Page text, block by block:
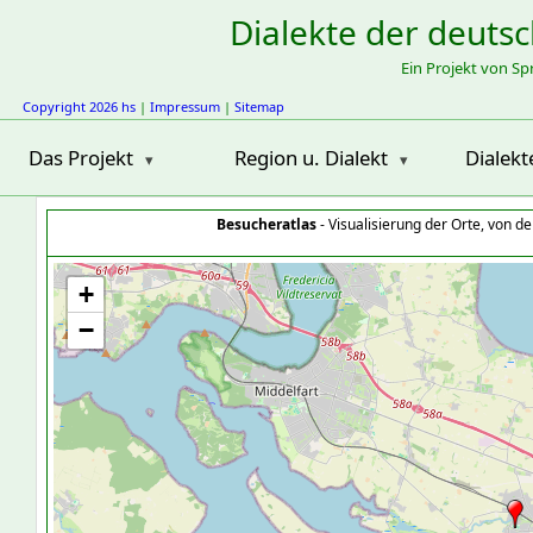
Dialekte der
Ein Projekt von
Copyright 2026 hs | Impressum | Sitemap
Das Projekt Region u. Dialekt
Besucheratlas- Visualisierung der Orte, von
+
−